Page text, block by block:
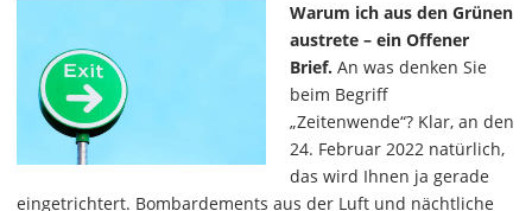
Warum ich aus den Grünen
austrete – ein Offener
Brief. An was denken Sie
beim Begriff
„Zeitenwende“? Klar, an den
24. Februar 2022 natürlich,
das wird Ihnen ja gerade
eingetrichtert. Bombardements aus der Luft und nächtliche